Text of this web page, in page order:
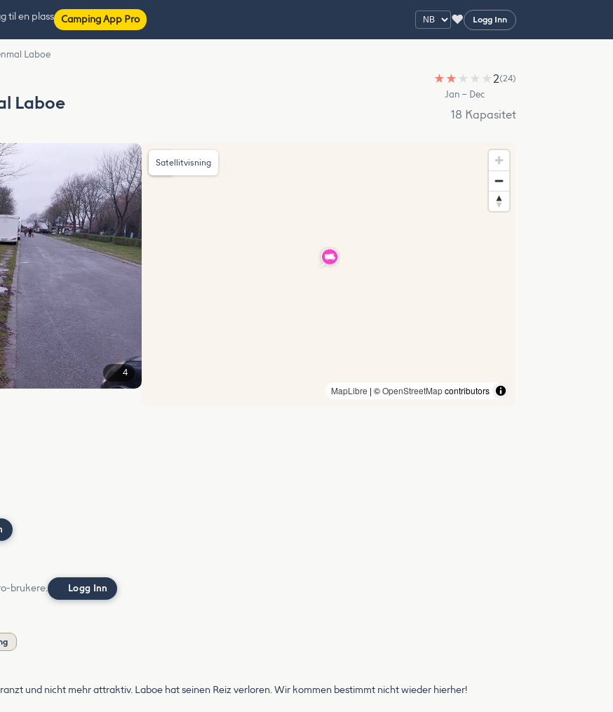
til en plass Camping App Pro ♥ Logg Inn
Laboe
Laboe
★ ★ ★ ★ ★2(24)
Jan – Dec
18 Kapasitet
4
MapLibre | ©OpenStreetMapcontributors
Satellitvisning
brukere. Logg Inn
und nicht mehr attraktiv. Laboe hat seinen Reiz verloren. Wir kommen bestimmt nicht wieder hierher!